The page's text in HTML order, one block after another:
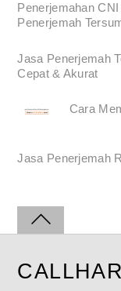
Penerjemahan
Penerjemah
Jasa Penerjemah
Cepat & Akurat
Cara
Jasa Penerjemah